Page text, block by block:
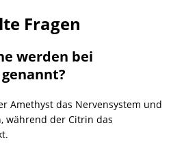
Fragen
werden bei
Amethyst das Nervensystem und
während der Citrin das